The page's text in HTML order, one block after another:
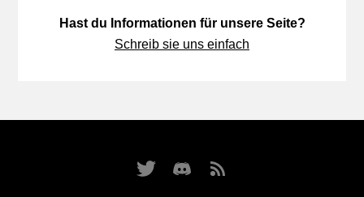
Hast du Informationen für unsere Seite?
Schreib sie uns einfach